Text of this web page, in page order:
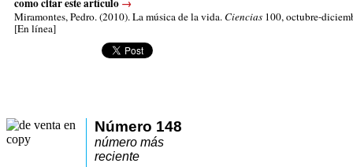
Miramontes, Pedro.(2010). La música de la vida. Ciencias 100, octubre-
[En línea]
Número 148
número más
reciente